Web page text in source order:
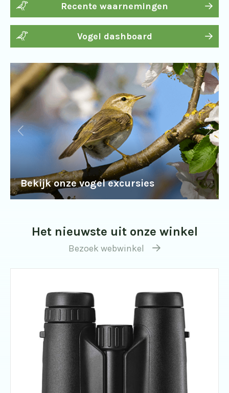
Recente waarnemingen
Vogel dashboard
Bekijk onze vogel excursies
Het nieuwste uit onze winkel
Bezoek webwinkel